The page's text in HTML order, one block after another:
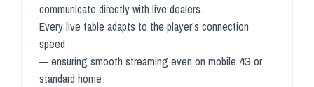
communicate directly with live dealers.
Every live table adapts to the player’s connection
speed
— ensuring smooth streaming even on mobile 4G or
standard home